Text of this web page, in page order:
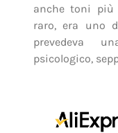
anche toni
raro, era uno
prevedeva
psicologico,